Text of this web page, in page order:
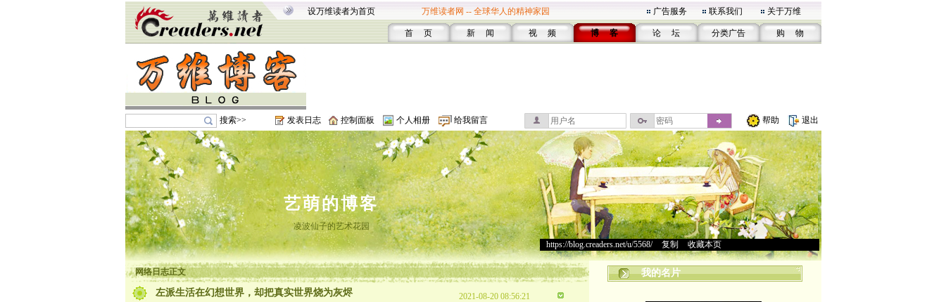
设万维读者为首页 万维读者网 -- 全球华人的精神家园 广告服务 联系我们 关于万维
首 页 新 闻 视 频 博 客 论 坛 分类广告 购 物
搜索>> 发表日志 控制面板 个人相册 给我留言 帮助 退出
艺萌的博客
凌波仙子的艺术花园
https://blog.creaders.net/u/5568/> 复制 收藏本页
网络日志正文
左派生活在幻想世界，却把真实世界烧为灰烬 2021-08-20 08:56:21
我的名片